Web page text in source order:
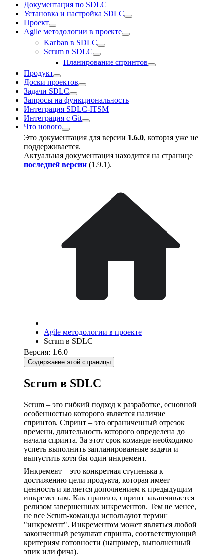
Документация по SDLC
Установка и настройка SDLC
Проект
Agile методологии в проекте
Kanban в SDLC
Scrum в SDLC
Планирование спринтов
Продукт
Доски проектов
Задачи SDLC
Запросы на функциональность
Интеграция SDLC-ITSM
Интеграция с Git
Что нового
Это документация для версии 1.6.0, которая уже не
поддерживается.
Актуальная документация находится на странице
последней версии (1.9.1).
Agile методологии в проекте
Scrum в SDLC
Версия: 1.6.0
Содержание этой страницы
Scrum в SDLC
Scrum – это гибкий подход к разработке, основной
особенностью которого является наличие
спринтов. Спринт – это ограниченный отрезок
времени, длительность которого определена до
начала спринта. За этот срок команде необходимо
успеть выполнить запланированные задачи и
выпустить хотя бы один инкремент.
Инкремент – это конкретная ступенька к
достижению цели продукта, которая имеет
ценность и является дополнением к предыдущим
инкрементам. Как правило, спринт заканчивается
релизом завершенных инкрементов. Тем не менее,
не все Scrum-команды используют термин
"инкремент". Инкрементом может являться любой
законченный результат спринта, соответствующий
критериям готовности (например, выполненный
эпик или фича).